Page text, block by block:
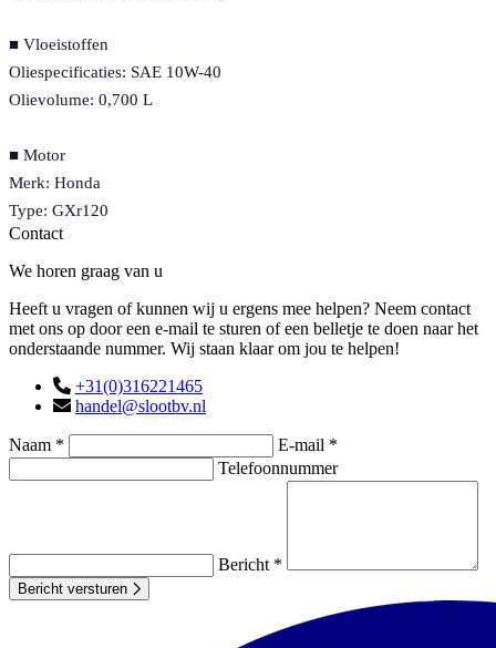
■ Vloeistoffen
Oliespecificaties: SAE 10W-40
Olievolume: 0,700 L
■ Motor
Merk: Honda
Type: GXr120
Contact
We horen graag van u
Heeft u vragen of kunnen wij u ergens mee helpen? Neem contact
met ons op door een e-mail te sturen of een belletje te doen naar het
onderstaande nummer. Wij staan klaar om jou te helpen!
+31(0)316221465
handel@slootbv.nl
Naam *
E-mail *
Telefoonnummer
Bericht *
Bericht versturen